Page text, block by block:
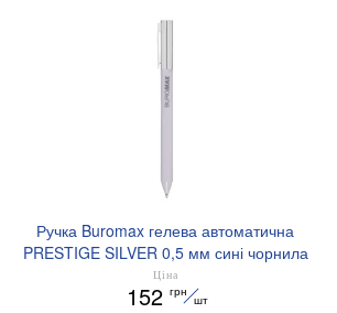
Ручка Buromax гелева автоматична
PRESTIGE SILVER 0,5 мм сині чорнила
BM.83102
Ціна
152 грн
шт